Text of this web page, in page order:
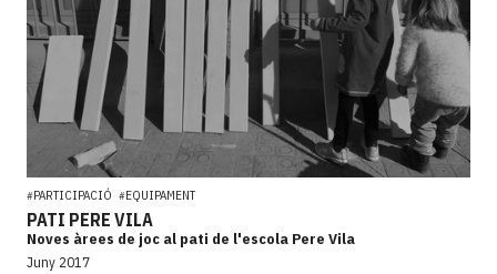
#PARTICIPACIÓ #EQUIPAMENT
PATI PERE VILA
Noves àrees de joc al pati de l'escola Pere Vila
Juny 2017